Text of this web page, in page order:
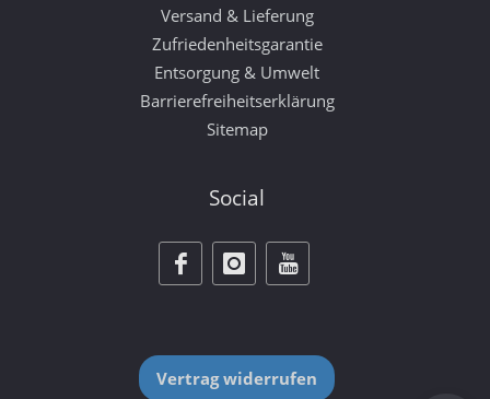
Versand & Lieferung
Zufriedenheitsgarantie
Entsorgung & Umwelt
Barrierefreiheitserklärung
Sitemap
Social
Vertrag widerrufen